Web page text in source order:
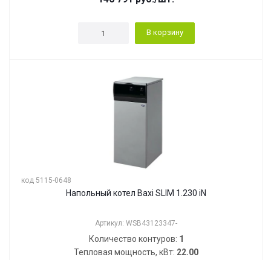
В корзину
код 5115-0648
Напольный котел Baxi SLIM 1.230 iN
Артикул: WSB43123347-
Количество контуров: 1
Тепловая мощность, кВт: 22.00